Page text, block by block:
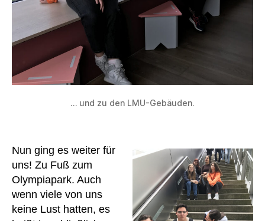
… und zu den LMU-Gebäuden.
Nun ging es weiter für
uns! Zu Fuß zum
Olympiapark. Auch
wenn viele von uns
keine Lust hatten, es